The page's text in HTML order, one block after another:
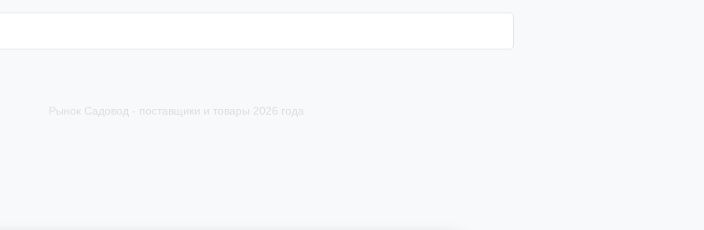
Рынок Садовод - поставщики и товары 2026 года